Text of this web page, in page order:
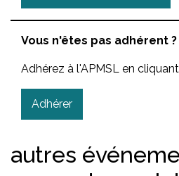
Vous n'êtes pas adhérent ?
Adhérez à l'APMSL en
Adhérer
autres